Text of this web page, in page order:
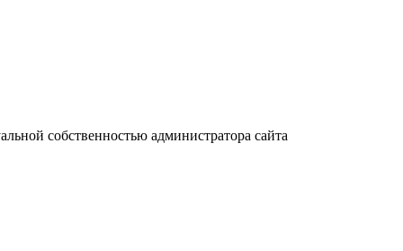
собственностью администратора сайта